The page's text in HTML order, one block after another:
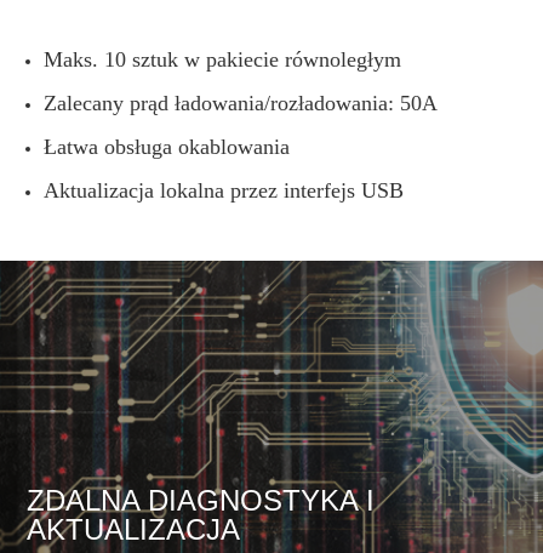
Maks. 10 sztuk w pakiecie równoległym
Zalecany prąd ładowania/rozładowania: 50A
Łatwa obsługa okablowania
Aktualizacja lokalna przez interfejs USB
ZDALNA DIAGNOSTYKA I
AKTUALIZACJA